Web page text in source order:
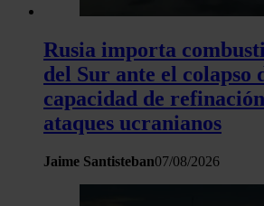
Rusia importa
del Sur ante el colapso
capacidad de
ataques ucranianos
Jaime Santisteban07/08/2026